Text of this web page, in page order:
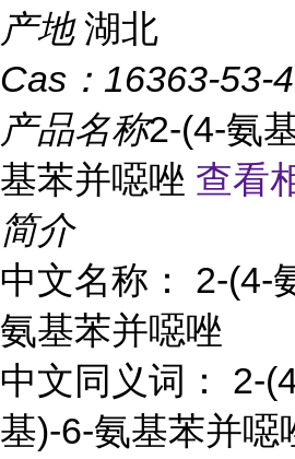
产地 湖北
Cas： 16363-53-4
产品名称2-(4-氨
基苯并噁唑 查看
简介
中文名称： 2-(4-
氨基苯并噁唑
中文同义词： 2-
基)-6-氨基苯并噁